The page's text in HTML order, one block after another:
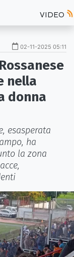
VIDEO
02-11-2025 05:11
nella
donna
esasperata
ha
la zona